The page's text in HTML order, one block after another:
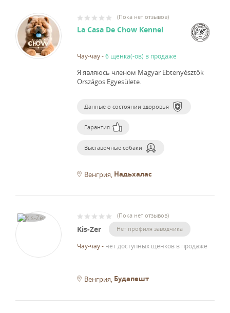
(Пока нет отзывов)
La Casa De Chow Kennel
Чау-чау-6 щенка(-ов) в продаже
Я являюсь членом Magyar Ebtenyésztők
Országos Egyesülete.
Данные о состоянии здоровья
Гарантия
Выставочные собаки
Венгрия Надьхалас
(Пока нет отзывов)
Kis-Zer Нет профиля заводчика
Чау-чау- нет доступных щенков в продаже
Венгрия Будапешт